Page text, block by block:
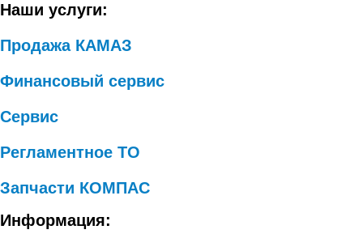
Наши услуги:
Продажа КАМАЗ
Финансовый сервис
Сервис
Регламентное ТО
Запчасти КОМПАС
Информация: